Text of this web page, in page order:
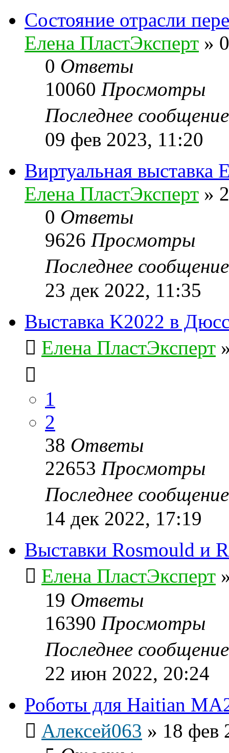
Состояние отрасли
Елена ПластЭксперт »
0 Ответы
10060 Просмотры
Последнее
09 фев 2023, 11:20
Виртуальная выставка
Елена ПластЭксперт »
0 Ответы
9626 Просмотры
Последнее
23 дек 2022, 11:35
Выставка K2022 в
Елена ПластЭксперт
1
2
38 Ответы
22653 Просмотры
Последнее
14 дек 2022, 17:19
Выставки Rosmould и
Елена ПластЭксперт
19 Ответы
16390 Просмотры
Последнее
22 июн 2022, 20:24
Роботы для Нaitian
Алексей063 » 18 фев